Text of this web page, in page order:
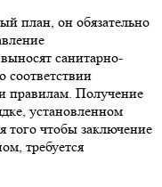
план, он обязательно
санитарно-
соответствии
правилам. Получение
установленном
чтобы заключение
требуется